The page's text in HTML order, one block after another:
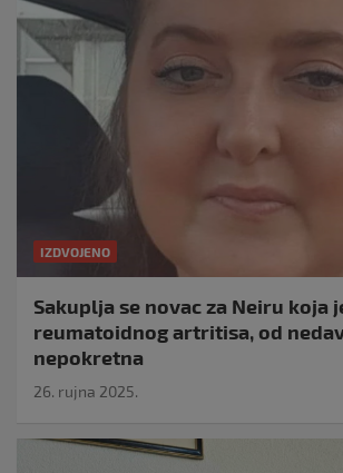
IZDVOJENO
Sakuplja se novac za Neiru koja
reumatoidnog artritisa, od
nepokretna
26. rujna 2025.